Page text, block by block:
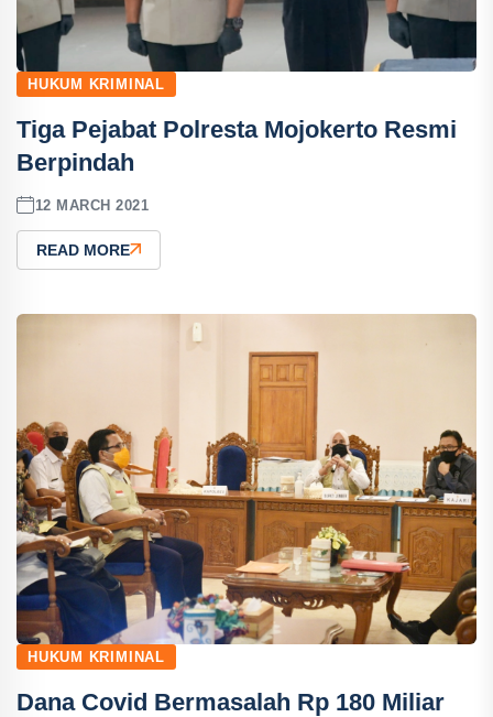
HUKUM KRIMINAL
Tiga Pejabat Polresta Mojokerto Resmi
Berpindah
12 MARCH 2021
READ MORE
HUKUM KRIMINAL
Dana Covid Bermasalah Rp 180 Miliar